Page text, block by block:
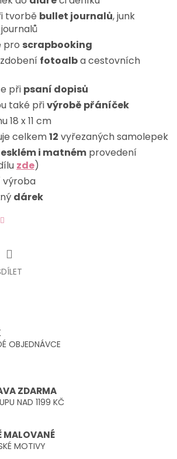
tvorbě bullet journalů, junk
pro scrapbooking
fotoalba cestovních
při psaní dopisů
také přivýrobě přáníček
18 x 11 cm
celkem12 vyřezaných samolepek
i matném provedení
zde)
výroba
dárek
OBJEDNÁVCE
ZDARMA
NAD 1199 KČ
MALOVANÉ
MOTIVY